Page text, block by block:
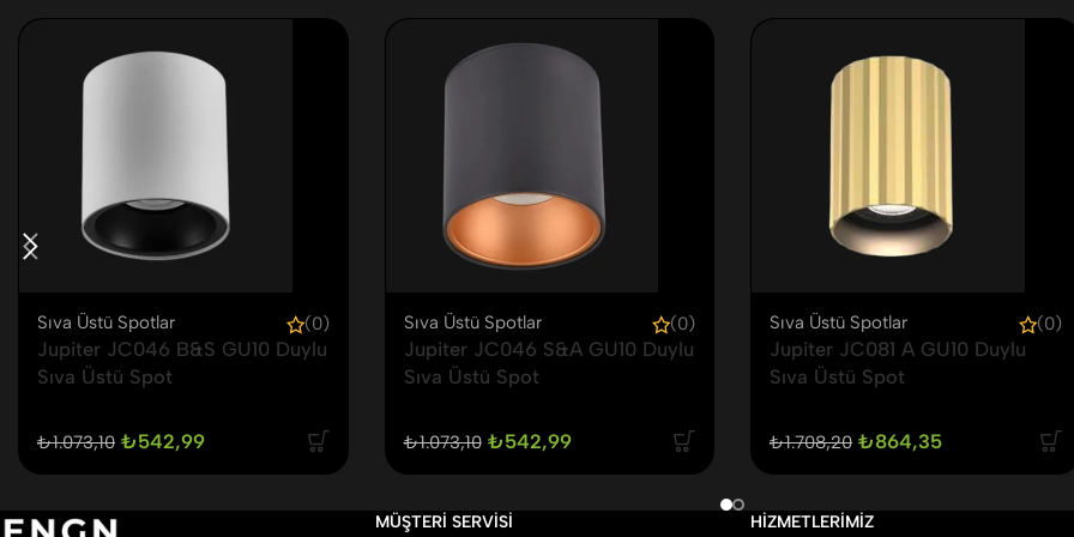
Sıva Üstü Spotlar (0)
Jupiter JC046 B&S GU10 Duylu
Sıva Üstü Spot
₺1.073,10 ₺542,99
Sıva Üstü Spotlar (0)
Jupiter JC046 S&A GU10 Duylu
Sıva Üstü Spot
₺1.073,10 ₺542,99
Sıva Üstü Spotlar (0)
Jupiter JC081 A GU10 Duylu
Sıva Üstü Spot
₺1.708,20 ₺864,35
MÜŞTERI SERVISI HIZMETLERIMIZ